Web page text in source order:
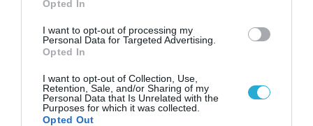
Opted In
I want to opt-out of processing my
Personal Data for Targeted Advertising.
Opted In
I want to opt-out of Collection, Use,
Retention, Sale, and/or Sharing of my
Personal Data that Is Unrelated with the
Purposes for which it was collected.
Opted Out
08.06.2021